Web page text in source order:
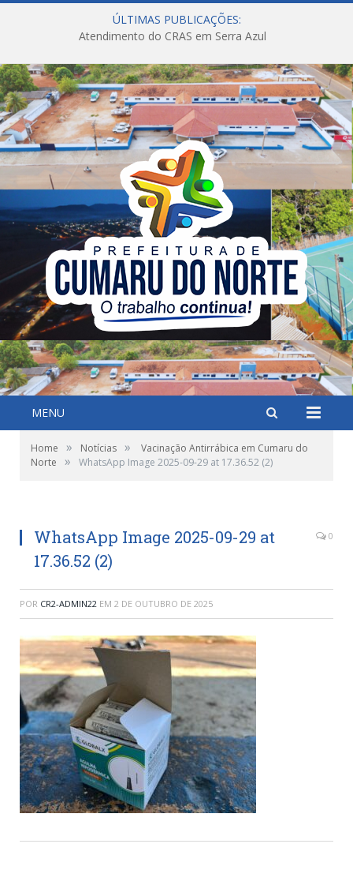
ÚLTIMAS PUBLICAÇÕES:
Atendimento do CRAS em Serra Azul
MENU
Home » Notícias »
Vacinação Antirrábica em Cumaru do
Norte
» WhatsApp Image 2025-09-29 at 17.36.52 (2)
WhatsApp Image 2025-09-29 at
17.36.52 (2)
0
POR CR2-ADMIN22 EM 2 DE OUTUBRO DE 2025